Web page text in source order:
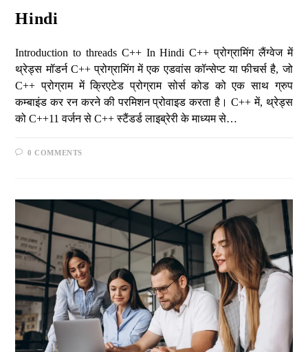
Hindi
Introduction to threads C++ In Hindi C++ प्रोग्रामिंग लैंग्वेज में
थ्रेड्स मॉडर्न C++ प्रोग्रामिंग में एक एडवांस कॉन्सेप्ट या फीचर्स है, जो
C++ प्रोग्राम में क्रिएटेड प्रोग्राम सोर्स कोड को एक साथ ग्रुप
कम्बाइंड कर रन करने की परमिशन प्रोवाइड करता है। C++ में, थ्रेड्स
को C++11 वर्जन से C++ स्टैंडर्ड लाइब्रेरी के माध्यम से…
0 COMMENTS